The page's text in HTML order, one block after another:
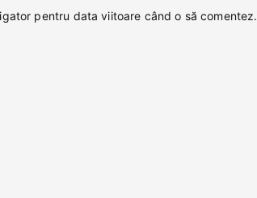
pentru data viitoare când o să comentez.